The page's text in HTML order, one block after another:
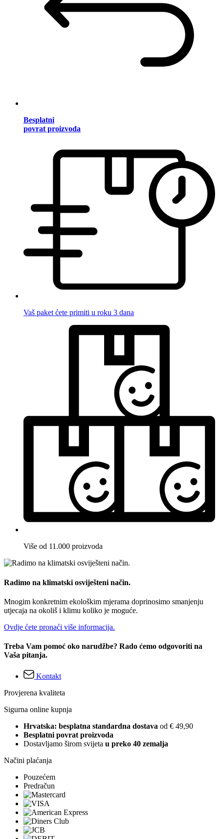
Besplatni
povrat proizvoda
Vaš paket ćete primiti u roku 3 dana
Više od 11.000 proizvoda
Radimo na klimatski osviješteni način.
Mnogim konkretnim ekološkim mjerama doprinosimo smanjenju
utjecaja na okoliš i klimu koliko je moguće.
Ovdje ćete pronaći više informacija.
Treba Vam pomoć oko narudžbe? Rado ćemo odgovoriti na
Vaša pitanja.
Kontakt
Provjerena kvaliteta
Sigurna online kupnja
Hrvatska: besplatna standardna dostava od € 49,90
Besplatni povrat proizvoda
Dostavljamo širom svijeta u preko 40 zemalja
Načini plaćanja
Pouzećem
Predračun